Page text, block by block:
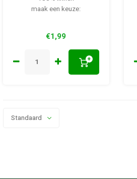
maak een keuze:
€1,99
+
Standaard